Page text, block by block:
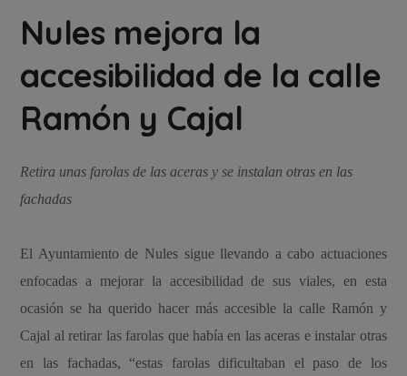
Nules mejora la
accesibilidad de la calle
Ramón y Cajal
Retira unas farolas de las aceras y se instalan otras en las
fachadas
El Ayuntamiento de Nules sigue llevando a cabo actuaciones
enfocadas a mejorar la accesibilidad de sus viales, en esta
ocasión se ha querido hacer más accesible la calle Ramón y
Cajal al retirar las farolas que había en las aceras e instalar otras
en las fachadas, “estas farolas dificultaban el paso de los